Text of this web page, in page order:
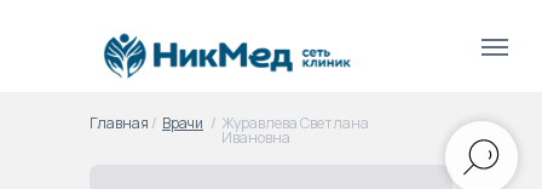
Главная Журавлева Светлана
Ивановна
Врачи
/ /